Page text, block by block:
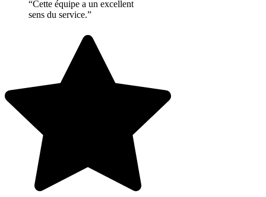
“Cette équipe a un excellent
sens du service.”